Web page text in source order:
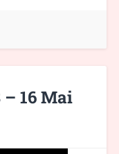
– 16 Mai